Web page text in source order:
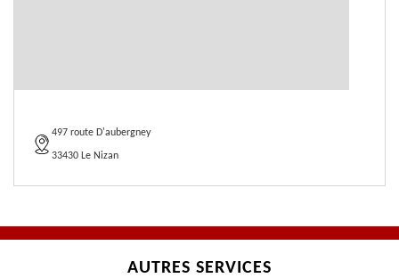
497 route D'aubergney
33430 Le Nizan
AUTRES SERVICES